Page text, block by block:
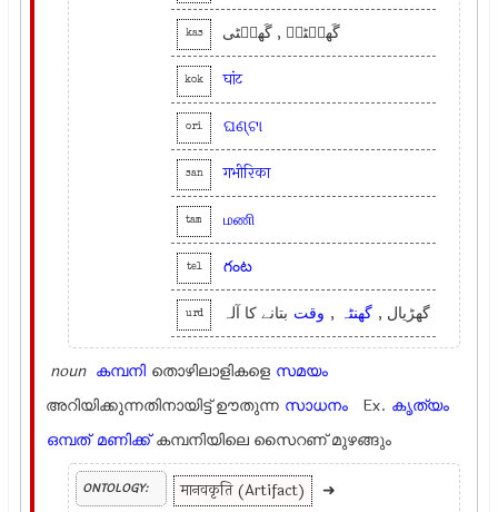
kas گَھنٛٹہٕ , گَھنٛٹی
kok घांट
ori ଘଣ୍ଟା
san गभीरिका
tam மணி
tel గంట
urd گھڑیال , گھنٹہ , وقت بتانے کا آلہ
noun കമ്പനി തൊഴിലാളികളെ സമയം
അറിയിക്കുന്നതിനായിട്ട് ഊതുന്ന സാധനം Ex. കൃത്യം
ഒമ്പത് മണിക്ക്കമ്പനിയിലെ സൈറണ് മുഴങ്ങും
ONTOLOGY: मानवकृति (Artifact)
➜